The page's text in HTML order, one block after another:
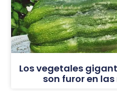
Los vegetales
son furor en